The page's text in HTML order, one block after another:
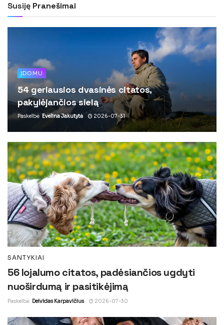
Susiję Pranešimai
ĮDOMU
54 geriausios dvasinės citatos,
pakylėjančios sielą
Paskelbė Evelina Jakutytė 2026-07-31
SANTYKIAI
56 lojalumo citatos, padėsiančios ugdyti
nuoširdumą ir pasitikėjimą
Paskelbė Deividas Karpavičius 2026-07-30